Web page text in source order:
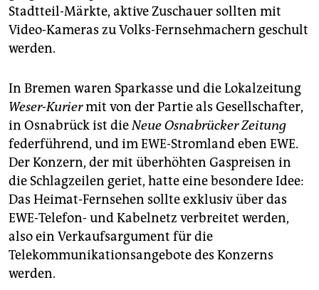
Stadtteil-Märkte, aktive Zuschauer sollten mit
Video-Kameras zu Volks-Fernsehmachern geschult
werden.
In Bremen waren Sparkasse und die Lokalzeitung
Weser-Kuriermit von der Partie als Gesellschafter,
in Osnabrück ist dieNeue Osnabrücker Zeitung
federführend, und im EWE-Stromland eben EWE.
Der Konzern, der mit überhöhten Gaspreisen in
die Schlagzeilen geriet, hatte eine besondere Idee:
Das Heimat-Fernsehen sollte exklusiv über das
EWE-Telefon- und Kabelnetz verbreitet werden,
also ein Verkaufsargument für die
Telekommunikationsangebote des Konzerns
werden.